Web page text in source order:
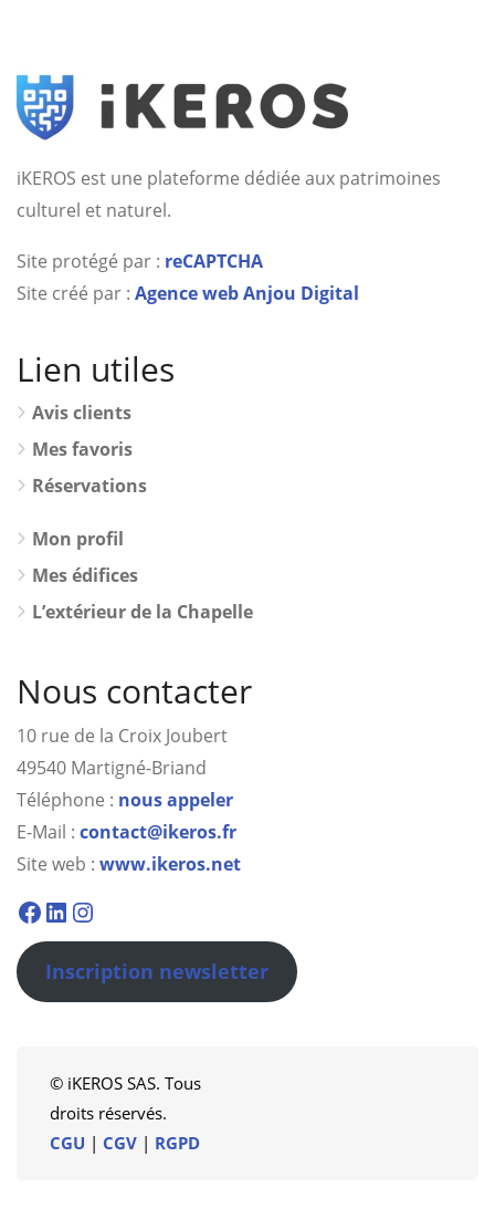
iKEROS est une plateforme dédiée aux patrimoines
culturel et naturel.
Site protégé par : reCAPTCHA
Site créé par : Agence web Anjou Digital
Lien utiles
Avis clients
Mes favoris
Réservations
Mon profil
Mes édifices
L’extérieur de la Chapelle
Nous contacter
10 rue de la Croix Joubert
49540 Martigné-Briand
Téléphone : nous appeler
E-Mail : contact@ikeros.fr
Site web : www.ikeros.net
Facebook
Linkedin
Instagram
Inscription newsletter
© iKEROS SAS. Tous
droits réservés.
CGU | CGV | RGPD